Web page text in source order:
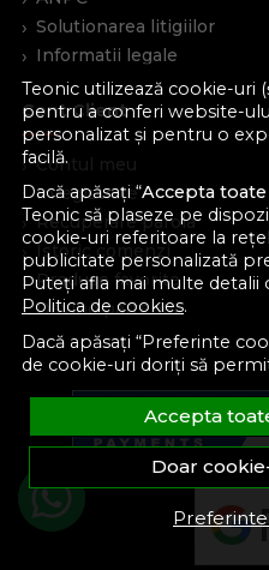
Teonic utilizează cookie-uri
pentru a conferi website-
personalizat și pentru o
facilă.
Dacă apăsați “Accepta
Teonic să plaseze pe
cookie-uri referitoare la
publicitate personalizată
Puteți afla mai multe detalii
Politica de cookies.
Dacă apăsați “Preferinte
de cookie-uri doriți să
Accepta
Doar
Solutionarea litigiilor
Informatii legale
Cont Client
Contul meu
Inregistrare
Recuperare parola
Istoric comenzi
Produse favorite
Devino partener